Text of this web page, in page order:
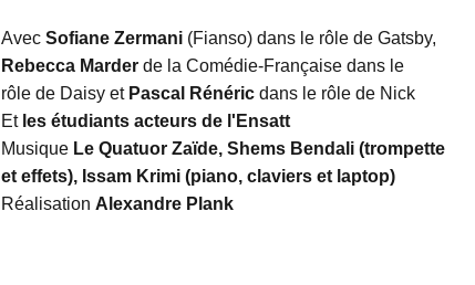
Avec Sofiane Zermani(Fianso) dans le rôle de Gatsby,
Rebecca Marderde la Comédie-Française dans le
rôle de Daisy et Pascal Rénéricdans le rôle de Nick
Etles étudiants acteurs de l'Ensatt
MusiqueLe Quatuor Zaïde, Shems Bendali (trompette
et effets), Issam Krimi(piano, claviers et laptop)
Réalisation Alexandre Plank